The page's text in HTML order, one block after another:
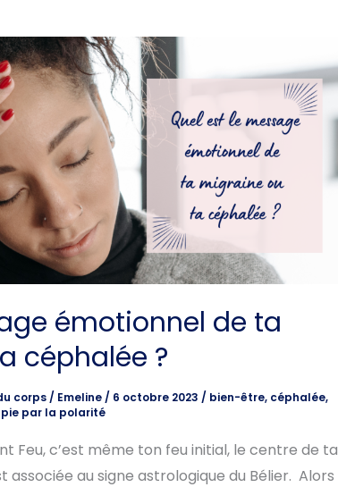
émotionnel de ta
céphalée ?
corps/ Emeline / 6 octobre 2023 / bien-être, céphalée,
par la polarité
Feu, c’est même ton feu initial, le centre de ta
associée au signe astrologique du Bélier. Alors